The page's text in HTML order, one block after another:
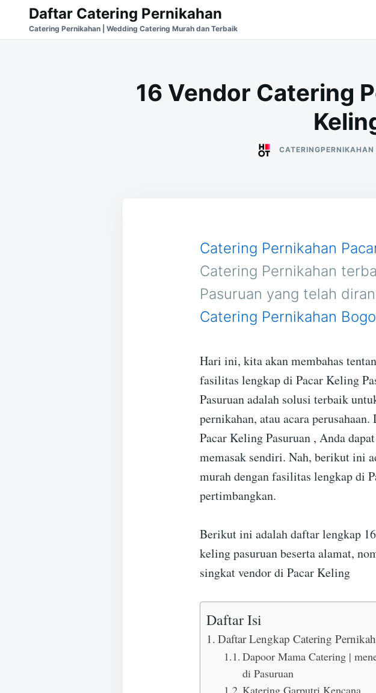
Search
for:
Daftar Catering Pernikahan
Catering Pernikahan | Wedding Catering Murah dan Terbaik
16 Vendor Catering
CATERINGPERNIKAHAN
Catering Pernikahan
Catering Pernikahan
Pasuruan yang telah
Catering Pernikahan
Hari ini, kita akan membahas
fasilitas lengkap di Pacar Keling
Pasuruan adalah solusi terbaik
pernikahan, atau acara
Pacar Keling Pasuruan , Anda
memasak sendiri. Nah, berikut ini
murah dengan fasilitas lengkap di
pertimbangkan.
Berikut ini adalah daftar lengkap
keling pasuruan beserta alamat,
singkat vendor di Pacar Keling
Daftar Isi
Daftar Lengkap Catering
Dapoor Mama Catering |
di Pasuruan